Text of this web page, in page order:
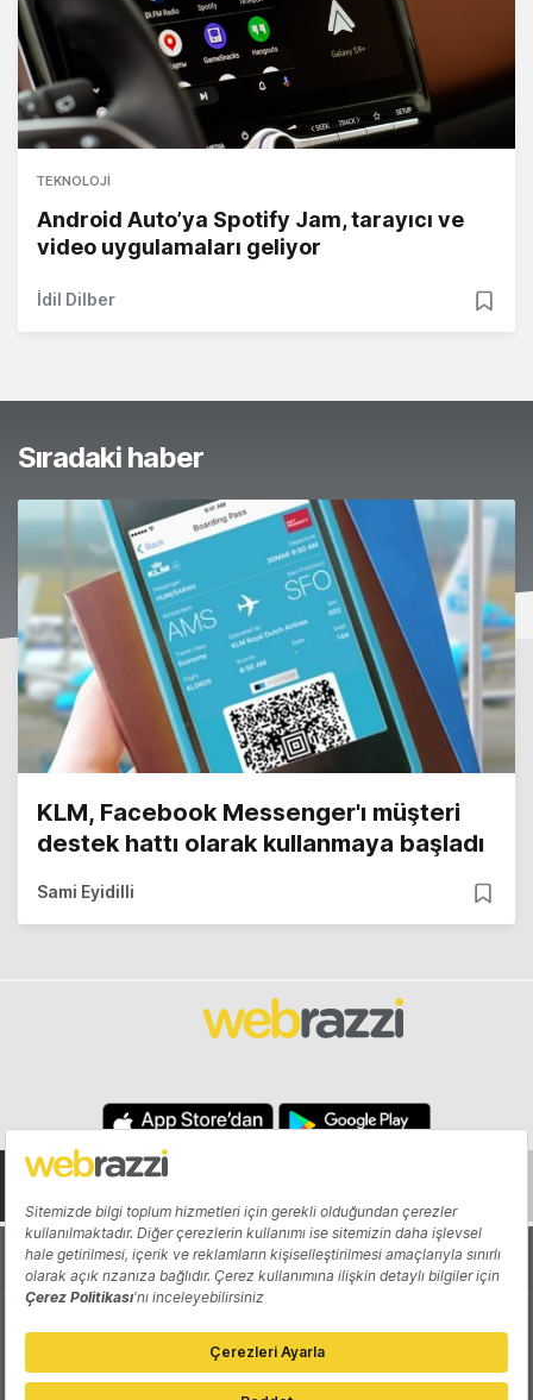
TEKNOLOJI
Android Auto’ya Spotify Jam, tarayıcı ve
video uygulamaları geliyor
İdil Dilber
Sıradaki haber
KLM, Facebook Messenger'ı müşteri
destek hattı olarak kullanmaya başladı
Sami Eyidilli
Hakkında Yazarlar
Katkıda Bulun Reklam